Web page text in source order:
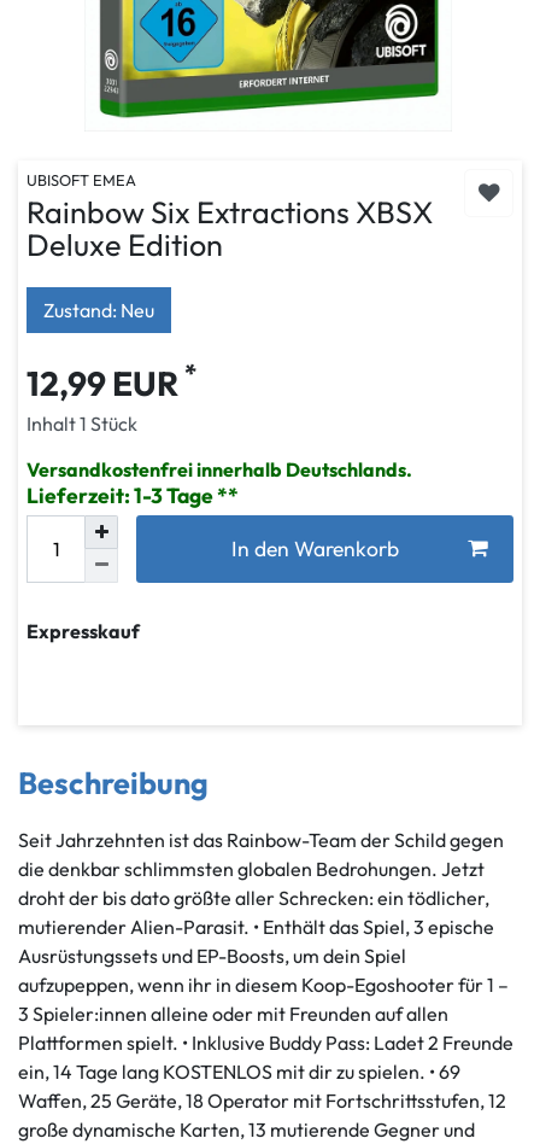
UBISOFT EMEA
Rainbow Six Extractions XBSX
Deluxe Edition
Zustand: Neu
12,99 EUR *
Inhalt1 Stück
Versandkostenfrei innerhalb Deutschlands.
Lieferzeit: 1-3 Tage
In den Warenkorb
Expresskauf
Beschreibung
Seit Jahrzehnten ist das Rainbow-Team der Schild gegen
die denkbar schlimmsten globalen Bedrohungen. Jetzt
droht der bis dato größte aller Schrecken: ein tödlicher,
mutierender Alien-Parasit. • Enthält das Spiel, 3 epische
Ausrüstungssets und EP-Boosts, um dein Spiel
aufzupeppen, wenn ihr in diesem Koop-Egoshooter für 1 –
3 Spieler:innen alleine oder mit Freunden auf allen
Plattformen spielt. • Inklusive Buddy Pass: Ladet 2 Freunde
ein, 14 Tage lang KOSTENLOS mit dir zu spielen. • 69
Waffen, 25 Geräte, 18 Operator mit Fortschrittsstufen, 12
große dynamische Karten, 13 mutierende Gegner und